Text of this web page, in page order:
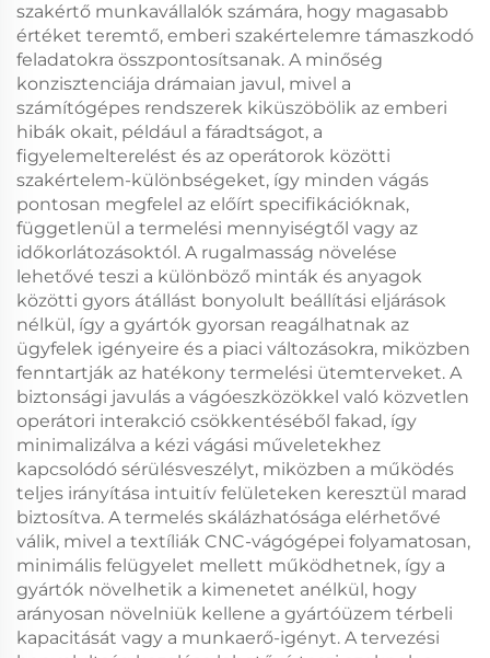
szakértő munkavállalók számára, hogy magasabb
értéket teremtő, emberi szakértelemre támaszkodó
feladatokra összpontosítsanak. A minőség
konzisztenciája drámaian javul, mivel a
számítógépes rendszerek kiküszöbölik az emberi
hibák okait, például a fáradtságot, a
figyelemelterelést és az operátorok közötti
szakértelem-különbségeket, így minden vágás
pontosan megfelel az előírt specifikációknak,
függetlenül a termelési mennyiségtől vagy az
időkorlátozásoktól. A rugalmasság növelése
lehetővé teszi a különböző minták és anyagok
közötti gyors átállást bonyolult beállítási eljárások
nélkül, így a gyártók gyorsan reagálhatnak az
ügyfelek igényeire és a piaci változásokra, miközben
fenntartják az hatékony termelési ütemterveket. A
biztonsági javulás a vágóeszközökkel való közvetlen
operátori interakció csökkentéséből fakad, így
minimalizálva a kézi vágási műveletekhez
kapcsolódó sérülésveszélyt, miközben a működés
teljes irányítása intuitív felületeken keresztül marad
biztosítva. A termelés skálázhatósága elérhetővé
válik, mivel a textíliák CNC-vágógépei folyamatosan,
minimális felügyelet mellett működhetnek, így a
gyártók növelhetik a kimenetet anélkül, hogy
arányosan növelniük kellene a gyártóüzem térbeli
kapacitását vagy a munkaerő-igényt. A tervezési